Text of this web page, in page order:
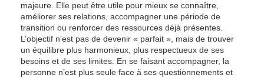
majeure. Elle peut être utile pour mieux se connaître,
améliorer ses relations, accompagner une période de
transition ou renforcer des ressources déjà présentes.
L’objectif n’est pas de devenir « parfait », mais de trouver
un équilibre plus harmonieux, plus respectueux de ses
besoins et de ses limites. En se faisant accompagner, la
personne n’est plus seule face à ses questionnements et